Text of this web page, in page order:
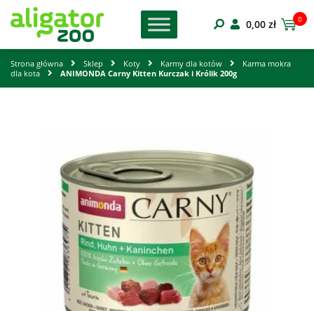
0,00 zł 0
Strona główna Sklep Koty Karmy dla kotów
Karma mokra
dla kota
ANIMONDA Carny Kitten Kurczak i Królik 200g